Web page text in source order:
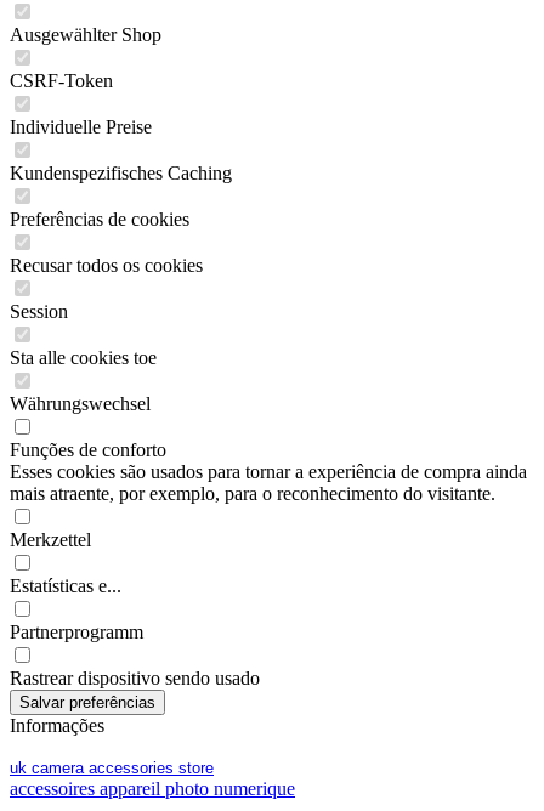
Ausgewählter Shop
CSRF-Token
Individuelle Preise
Kundenspezifisches Caching
Preferências de cookies
Recusar todos os cookies
Session
Sta alle cookies toe
Währungswechsel
Funções de conforto
Esses cookies são usados para tornar a experiência de compra ainda
mais atraente, por exemplo, para o reconhecimento do visitante.
Merkzettel
Estatísticas e...
Partnerprogramm
Rastrear dispositivo sendo usado
Informações
uk camera accessories store
accessoires appareil photo numerique